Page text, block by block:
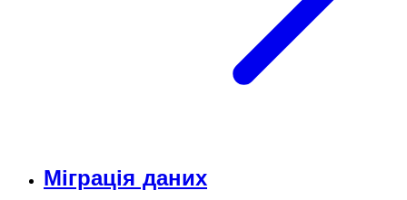
Міграція даних